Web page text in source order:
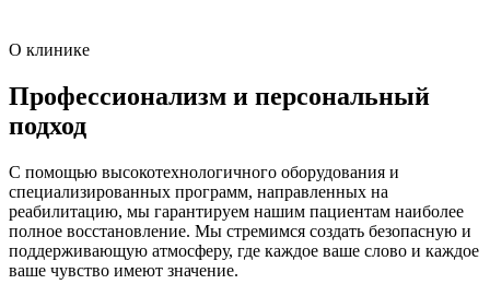
О клинике
Профессионализм и персональный
подход
С помощью высокотехнологичного оборудования и
специализированных программ, направленных на
реабилитацию, мы гарантируем нашим пациентам наиболее
полное восстановление. Мы стремимся создать безопасную и
поддерживающую атмосферу, где каждое ваше слово и каждое
ваше чувство имеют значение.